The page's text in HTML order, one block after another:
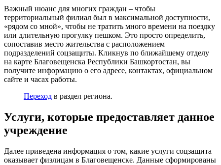
Важный нюанс для многих граждан – чтобы
территориальный филиал был в максимальной доступности,
«рядом со мной», чтобы не тратить много времени на поездку
или длительную прогулку пешком. Это просто определить,
сопоставив место жительства с расположением
подразделений соцзащиты. Кликнув по ближайшему отделу
на карте Благовещенска Республики Башкортостан, вы
получите информацию о его адресе, контактах, официальном
сайте и часах работы.
Переход в раздел региона.
Услуги, которые предоставляет данное
учреждение
Далее приведена информация о том, какие услуги соцзащита
оказывает физлицам в Благовещенске. Данные сформированы